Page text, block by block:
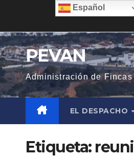
contenido
PEVAN
Administración de Fincas
EL DESPACHO
Etiqueta: reuni
Español